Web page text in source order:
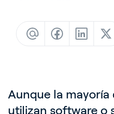
Aunque la mayoría
utilizan software o